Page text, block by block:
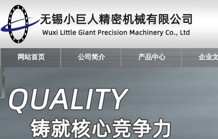
网站首页 公司简介 产品中心 企业